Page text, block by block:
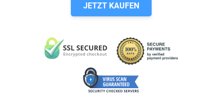
JETZT KAUFEN